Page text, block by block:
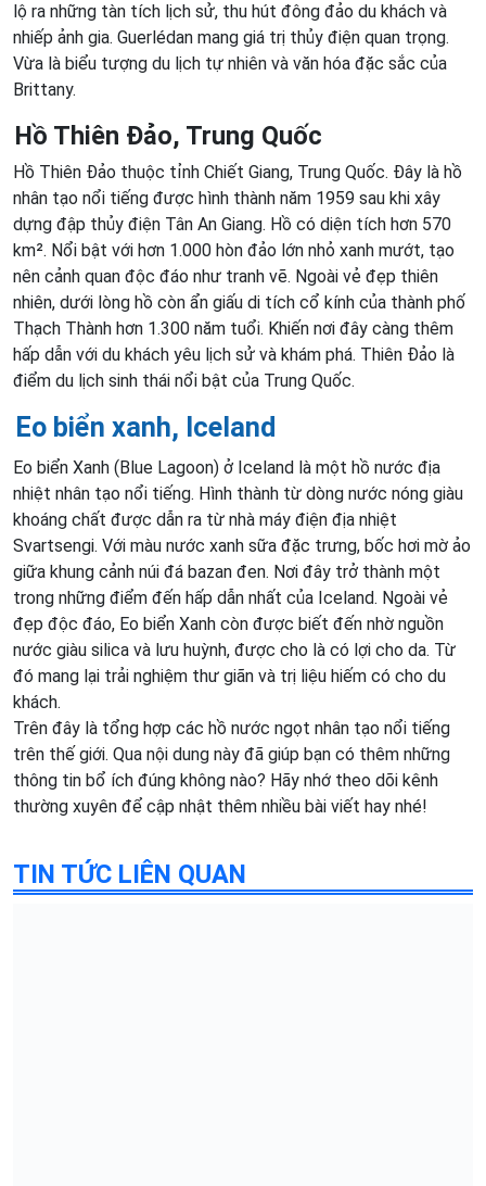
lộ ra những tàn tích lịch sử, thu hút đông đảo du khách và
nhiếp ảnh gia. Guerlédan mang giá trị thủy điện quan trọng.
Vừa là biểu tượng du lịch tự nhiên và văn hóa đặc sắc của
Brittany.
Hồ Thiên Đảo, Trung Quốc
Hồ Thiên Đảo thuộc tỉnh Chiết Giang, Trung Quốc. Đây là hồ
nhân tạo nổi tiếng được hình thành năm 1959 sau khi xây
dựng đập thủy điện Tân An Giang. Hồ có diện tích hơn 570
km². Nổi bật với hơn 1.000 hòn đảo lớn nhỏ xanh mướt, tạo
nên cảnh quan độc đáo như tranh vẽ. Ngoài vẻ đẹp thiên
nhiên, dưới lòng hồ còn ẩn giấu di tích cổ kính của thành phố
Thạch Thành hơn 1.300 năm tuổi. Khiến nơi đây càng thêm
hấp dẫn với du khách yêu lịch sử và khám phá. Thiên Đảo là
điểm du lịch sinh thái nổi bật của Trung Quốc.
Eo biển xanh, Iceland
Eo biển Xanh (Blue Lagoon) ở Iceland là một hồ nước địa
nhiệt nhân tạo nổi tiếng. Hình thành từ dòng nước nóng giàu
khoáng chất được dẫn ra từ nhà máy điện địa nhiệt
Svartsengi. Với màu nước xanh sữa đặc trưng, bốc hơi mờ ảo
giữa khung cảnh núi đá bazan đen. Nơi đây trở thành một
trong những điểm đến hấp dẫn nhất của Iceland. Ngoài vẻ
đẹp độc đáo, Eo biển Xanh còn được biết đến nhờ nguồn
nước giàu silica và lưu huỳnh, được cho là có lợi cho da. Từ
đó mang lại trải nghiệm thư giãn và trị liệu hiếm có cho du
khách.
Trên đây là tổng hợp các hồ nước ngọt nhân tạo nổi tiếng
trên thế giới. Qua nội dung này đã giúp bạn có thêm những
thông tin bổ ích đúng không nào? Hãy nhớ theo dõi kênh
thường xuyên để cập nhật thêm nhiều bài viết hay nhé!
TIN TỨC LIÊN QUAN